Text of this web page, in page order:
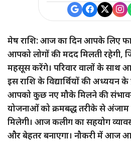
मेष राशि: आज का दिन आपके लिए
आपको लोगों की मदद मिलती रहेगी,
महसूस करेंगे। परिवार वालों के साथ
इस राशि के विद्यार्थियों की अध्ययन
आपको कुछ नए मौके मिलने की
योजनाओं को क्रमबद्ध तरीके से
मिलेगी। आज कलीग का सहयोग
और बेहतर बनाएगा। नौकरी में आज